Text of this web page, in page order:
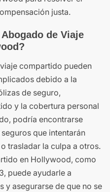
justa.
de Viaje
compartido pueden
debido a la
de seguro,
y la cobertura personal
podría encontrarse
que intentarán
trasladar la culpa a otros.
en Hollywood, como
puede ayudarle a
y asegurarse de que no se